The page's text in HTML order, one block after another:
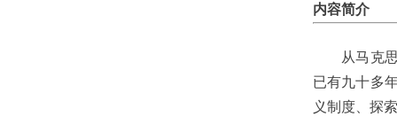
内容简介
从马克思
已有九十多
义制度、探